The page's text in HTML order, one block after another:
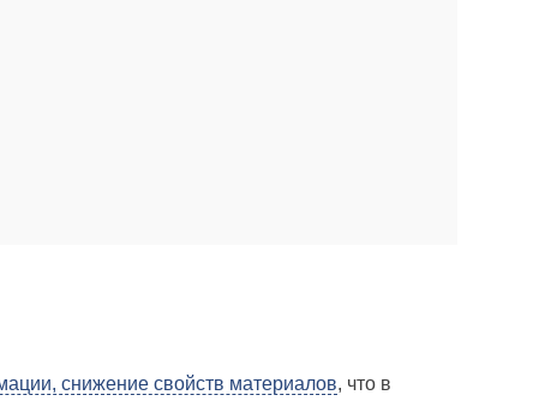
снижение свойств материалов, что в